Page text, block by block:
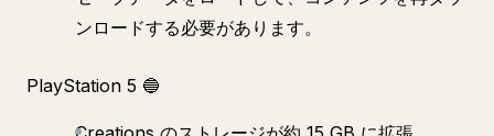
ンロードする必要があります。
PlayStation 5 🔵